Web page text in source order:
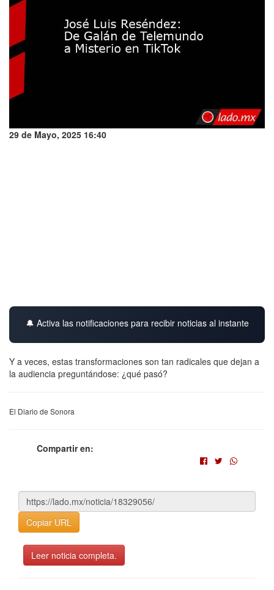
29 de Mayo, 2025 16:40
🔔 Activa las notificaciones para recibir noticias al instante
Y a veces, estas transformaciones son tan radicales que dejan a
la audiencia preguntándose: ¿qué pasó?
El Diario de Sonora
Compartir en:
Copiar URL
Leer noticia completa.